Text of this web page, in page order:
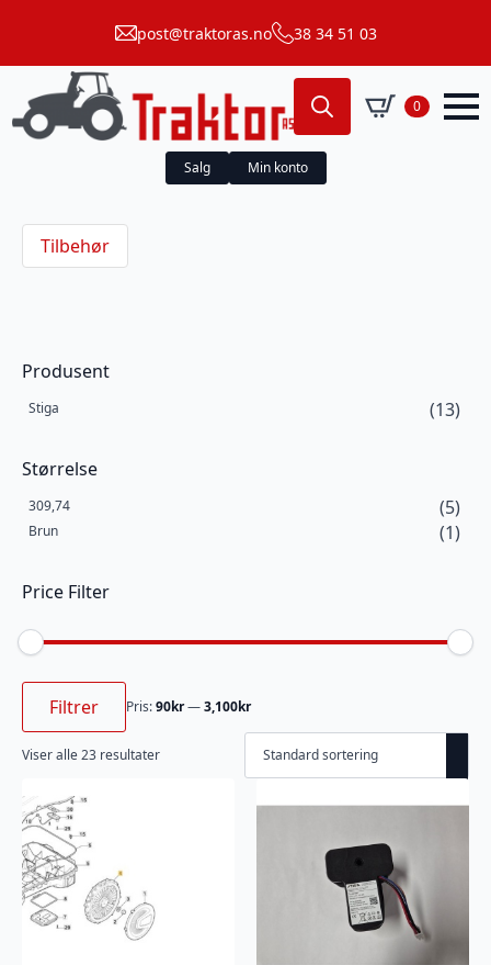
post@traktoras.no 38 34 51 03
Search
for:
0
Salg Min konto
Tilbehør
Produsent
Stiga (13)
Størrelse
309,74 (5)
Brun (1)
Price Filter
Min.
Makspris
Filtrer Pris:90kr—3,100kr
Viser alle 23 resultater